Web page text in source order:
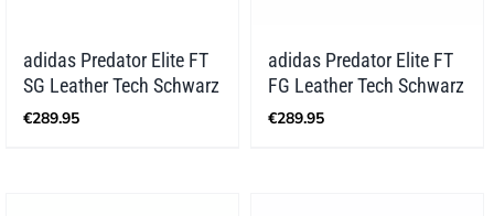
adidas Predator Elite FT
SG Leather Tech Schwarz
€289.95
adidas Predator Elite FT
FG Leather Tech Schwarz
€289.95